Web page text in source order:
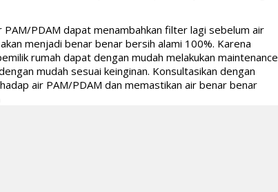
PDAM dapat menambahkan filter lagi sebelum air
menjadi benar benar bersih alami 100%. Karena
rumah dapat dengan mudah melakukan maintenance
mudah sesuai keinginan. Konsultasikan dengan
air PAM/PDAM dan memastikan air benar benar